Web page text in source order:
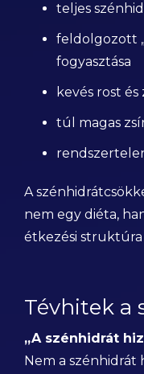
teljes
feldolgozott
fogyasztása
kevés rost és
túl magas
A
nem egy diéta,
étkezési struktúra
Tévhitek a
„A szénhidrát
Nem a szénhidrát